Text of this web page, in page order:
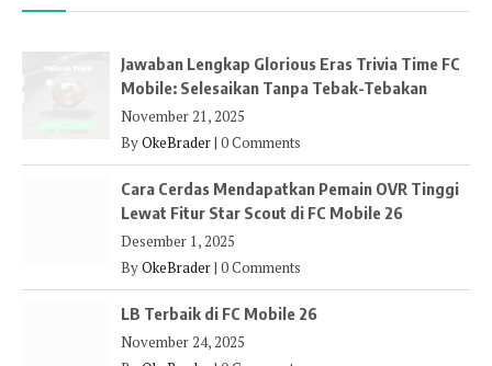
Jawaban Lengkap Glorious Eras Trivia Time FC
Mobile: Selesaikan Tanpa Tebak-Tebakan
November 21, 2025
ByOkeBrader| 0 Comments
Cara Cerdas Mendapatkan Pemain OVR Tinggi
Lewat Fitur Star Scout di FC Mobile 26
Desember 1, 2025
ByOkeBrader| 0 Comments
LB Terbaik di FC Mobile 26
November 24, 2025